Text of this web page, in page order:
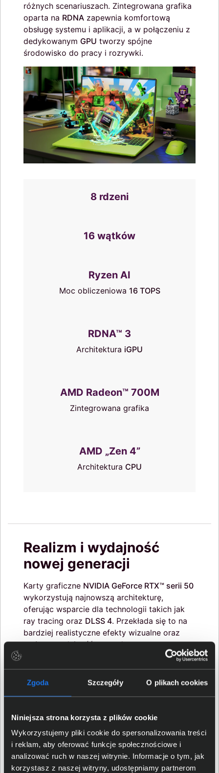
Zgoda Szczegóły O plikach cookies
Niniejsza strona korzysta z plików cookie
Wykorzystujemy pliki cookie do spersonalizowania treści
i reklam, aby oferować funkcje społecznościowe i
analizować ruch w naszej witrynie. Informacje o tym, jak
korzystasz z naszej witryny, udostępniamy partnerom
różnych scenariuszach. Zintegrowana grafika
oparta na RDNA zapewnia komfortową
obsługę systemu i aplikacji, a w połączeniu z
dedykowanym GPU tworzy spójne
środowisko do pracy i rozrywki.
8 rdzeni
16 wątków
Ryzen AI
Moc obliczeniowa 16 TOPS
RDNA™ 3
Architektura iGPU
AMD Radeon™ 700M
Zintegrowana grafika
AMD „Zen 4”
Architektura CPU
Realizm i wydajność
nowej generacji
Karty graficzne NVIDIA GeForce RTX™ serii 50
wykorzystują najnowszą architekturę,
oferując wsparcie dla technologii takich jak
ray tracing oraz DLSS 4. Przekłada się to na
bardziej realistyczne efekty wizualne oraz
wyższą wydajność w grach.
NVIDIA
Reflexczy narzędzia z pakietuNVIDIA Studio,
poprawiają responsywność oraz rozszerzają